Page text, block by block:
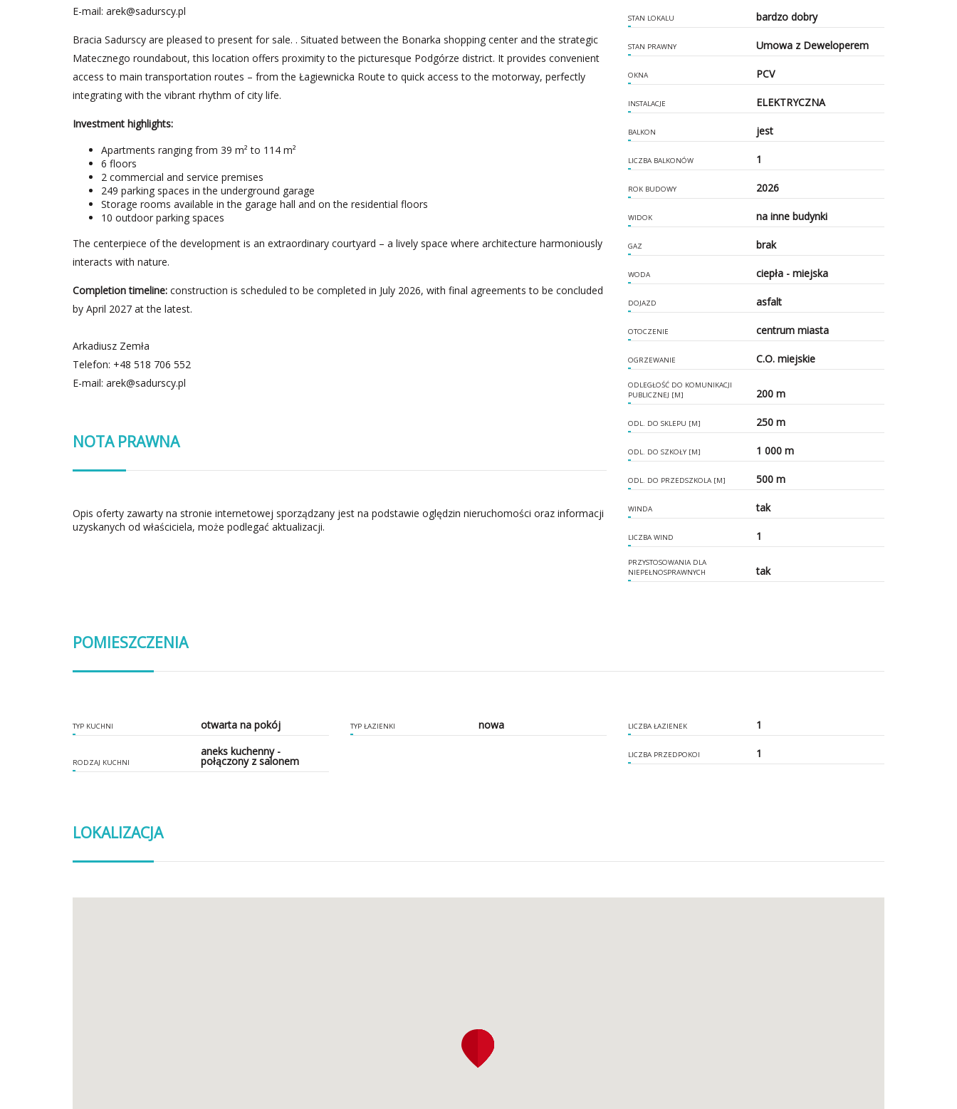
E-mail: arek@sadurscy.pl
Bracia Sadurscy are pleased to present for sale. . Situated between the Bonarka shopping center and the strategic
Matecznego roundabout, this location offers proximity to the picturesque Podgórze district. It provides convenient
access to main transportation routes – from the Łagiewnicka Route to quick access to the motorway, perfectly
integrating with the vibrant rhythm of city life.
Investment highlights:
Apartments ranging from 39 m² to 114 m²
6 floors
2 commercial and service premises
249 parking spaces in the underground garage
Storage rooms available in the garage hall and on the residential floors
10 outdoor parking spaces
The centerpiece of the development is an extraordinary courtyard – a lively space where architecture harmoniously
interacts with nature.
Completion timeline: construction is scheduled to be completed in July 2026, with final agreements to be concluded
by April 2027 at the latest.
Arkadiusz Zemła
Telefon: +48 518 706 552
E-mail: arek@sadurscy.pl
NOTA PRAWNA
Opis oferty zawarty na stronie internetowej sporządzany jest na podstawie oględzin nieruchomości oraz informacji
uzyskanych od właściciela, może podlegać aktualizacji.
STAN LOKALU bardzo dobry
STAN PRAWNY Umowa z Deweloperem
OKNA PCV
INSTALACJE ELEKTRYCZNA
BALKON jest
LICZBA BALKONÓW 1
ROK BUDOWY 2026
WIDOK na inne budynki
GAZ brak
WODA ciepła - miejska
DOJAZD asfalt
OTOCZENIE centrum miasta
OGRZEWANIE C.O. miejskie
ODLEGŁOŚĆ DO KOMUNIKACJI
PUBLICZNEJ [M]
200 m
ODL. DO SKLEPU [M] 250 m
ODL. DO SZKOŁY [M] 1 000 m
ODL. DO PRZEDSZKOLA [M] 500 m
WINDA tak
LICZBA WIND 1
PRZYSTOSOWANIA DLA
NIEPEŁNOSPRAWNYCH
tak
POMIESZCZENIA
TYP KUCHNI otwarta na pokój
RODZAJ KUCHNI
aneks kuchenny -
połączony z salonem
TYP ŁAZIENKI nowa LICZBA ŁAZIENEK 1
LICZBA PRZEDPOKOI 1
LOKALIZACJA